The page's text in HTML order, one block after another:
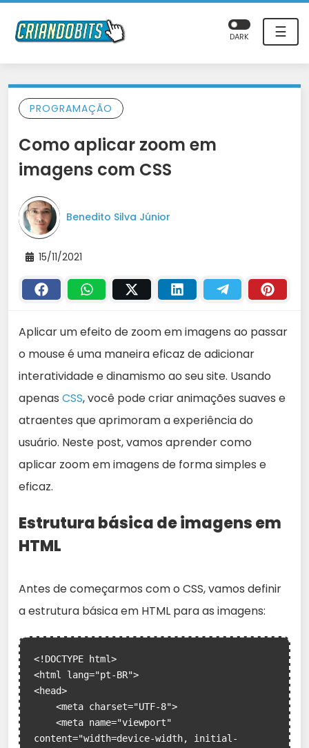
☰
DARK
PROGRAMAÇÃO
Como aplicar zoom em
imagens com CSS
Benedito Silva Júnior
15/11/2021
Aplicar um efeito de zoom em imagens ao passar
o mouse é uma maneira eficaz de adicionar
interatividade e dinamismo ao seu site. Usando
apenas CSS, você pode criar animações suaves e
atraentes que aprimoram a experiência do
usuário. Neste post, vamos aprender como
aplicar zoom em imagens de forma simples e
eficaz.
Estrutura básica de imagens em
HTML
Antes de começarmos com o CSS, vamos definir
a estrutura básica em HTML para as imagens:
<!DOCTYPE html>
<html lang="pt-BR">
<head>
content="width=device-width, initial-